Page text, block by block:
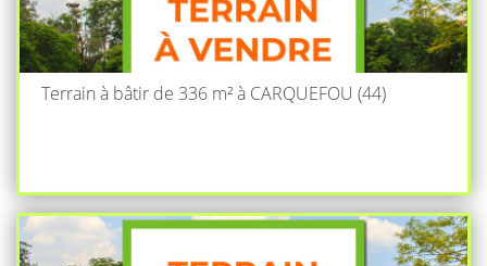
Terrain à bâtir de 336 m² à CARQUEFOU (44)